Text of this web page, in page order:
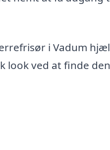
i Vadum
look ved at finde